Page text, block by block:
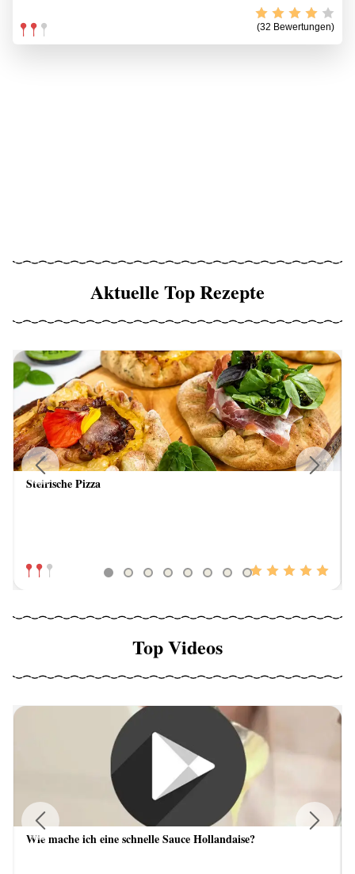
(32 Bewertungen)
Aktuelle Top Rezepte
Steirische Pizza
Previous
Top Videos
Wie mache ich eine schnelle Sauce Hollandaise?
Previous